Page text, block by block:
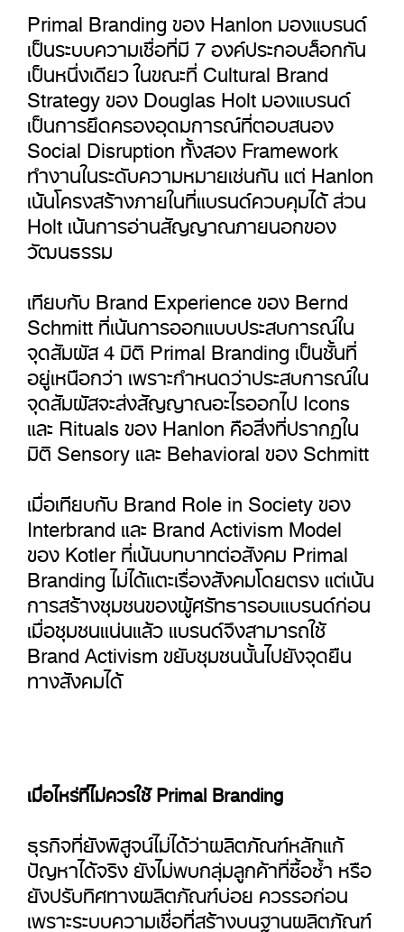
Primal Branding ของ Hanlon มองแบรนด์
เป็นระบบความเชื่อที่มี 7 องค์ประกอบล็อกกัน
เป็นหนึ่งเดียว ในขณะที่ Cultural Brand
Strategy ของ Douglas Holt มองแบรนด์
เป็นการยึดครองอุดมการณ์ที่ตอบสนอง
Social Disruption ทั้งสอง Framework
ทำงานในระดับความหมายเช่นกัน แต่ Hanlon
เน้นโครงสร้างภายในที่แบรนด์ควบคุมได้ ส่วน
Holt เน้นการอ่านสัญญาณภายนอกของ
วัฒนธรรม
เทียบกับ Brand Experience ของ Bernd
Schmitt ที่เน้นการออกแบบประสบการณ์ใน
จุดสัมผัส 4 มิติ Primal Branding เป็นชั้นที่
อยู่เหนือกว่า เพราะกำหนดว่าประสบการณ์ใน
จุดสัมผัสจะส่งสัญญาณอะไรออกไป Icons
และ Rituals ของ Hanlon คือสิ่งที่ปรากฏใน
มิติ Sensory และ Behavioral ของ Schmitt
เมื่อเทียบกับ Brand Role in Society ของ
Interbrand และ Brand Activism Model
ของ Kotler ที่เน้นบทบาทต่อสังคม Primal
Branding ไม่ได้แตะเรื่องสังคมโดยตรง แต่เน้น
การสร้างชุมชนของผู้ศรัทธารอบแบรนด์ก่อน
เมื่อชุมชนแน่นแล้ว แบรนด์จึงสามารถใช้
Brand Activism ขยับชุมชนนั้นไปยังจุดยืน
ทางสังคมได้
เมื่อไหร่ที่ไม่ควรใช้ Primal Branding
ธุรกิจที่ยังพิสูจน์ไม่ได้ว่าผลิตภัณฑ์หลักแก้
ปัญหาได้จริง ยังไม่พบกลุ่มลูกค้าที่ซื้อซ้ำ หรือ
ยังปรับทิศทางผลิตภัณฑ์บ่อย ควรรอก่อน
เพราะระบบความเชื่อที่สร้างบนฐานผลิตภัณฑ์